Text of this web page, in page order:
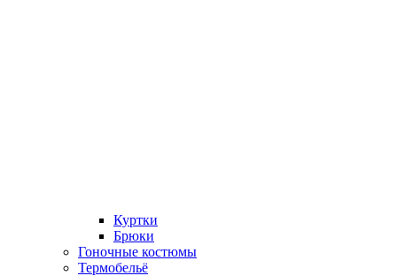
Куртки
Брюки
Гоночные костюмы
Термобельё